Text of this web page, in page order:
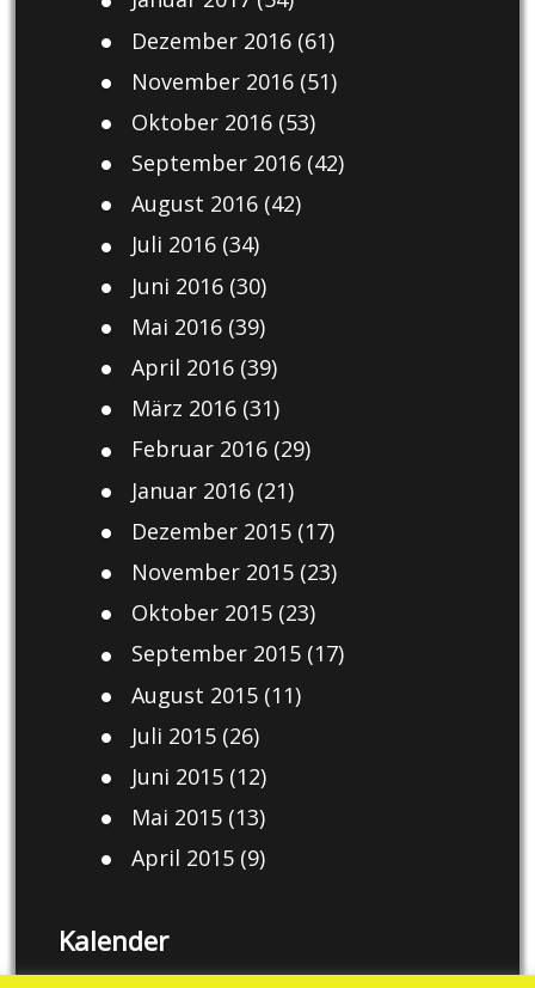
Dezember 2016(61)
November 2016(51)
Oktober 2016(53)
September 2016(42)
August 2016(42)
Juli 2016(34)
Juni 2016(30)
Mai 2016(39)
April 2016(39)
März 2016(31)
Februar 2016(29)
Januar 2016(21)
Dezember 2015(17)
November 2015(23)
Oktober 2015(23)
September 2015(17)
August 2015(11)
Juli 2015(26)
Juni 2015(12)
Mai 2015(13)
April 2015(9)
Kalender